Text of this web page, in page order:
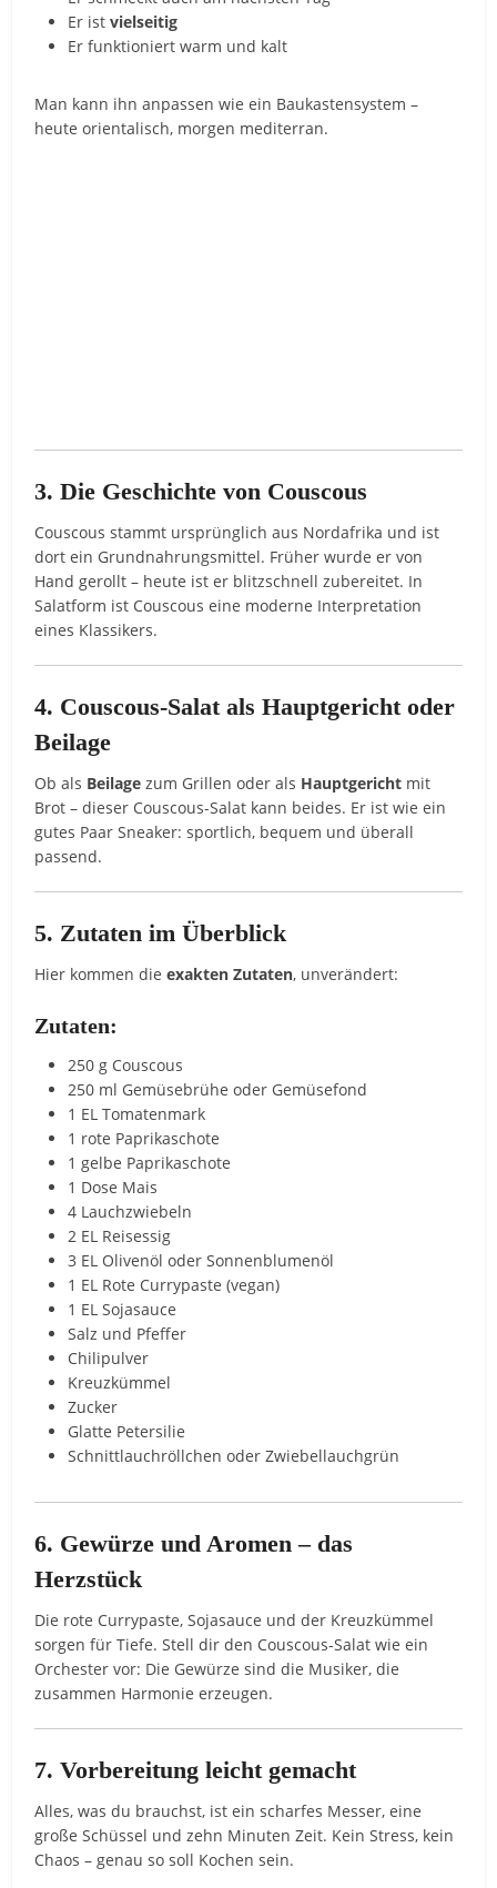
Er istvielseitig
Er funktioniert warm und kalt
Man kann ihn anpassen wie ein Baukastensystem –
heute orientalisch, morgen mediterran.
3. Die Geschichte von Couscous
Couscous stammt ursprünglich aus Nordafrika und ist
dort ein Grundnahrungsmittel. Früher wurde er von
Hand gerollt – heute ist er blitzschnell zubereitet. In
Salatform ist Couscous eine moderne Interpretation
eines Klassikers.
4. Couscous-Salat als Hauptgericht oder
Beilage
Ob als Beilage zum Grillen oder als Hauptgericht mit
Brot – dieser Couscous-Salat kann beides. Er ist wie ein
gutes Paar Sneaker: sportlich, bequem und überall
passend.
5. Zutaten im Überblick
Hier kommen dieexakten Zutaten, unverändert:
Zutaten:
250 g Couscous
250 ml Gemüsebrühe oder Gemüsefond
1 EL Tomatenmark
1 rote Paprikaschote
1 gelbe Paprikaschote
1 Dose Mais
4 Lauchzwiebeln
2 EL Reisessig
3 EL Olivenöl oder Sonnenblumenöl
1 EL Rote Currypaste (vegan)
1 EL Sojasauce
Salz und Pfeffer
Chilipulver
Kreuzkümmel
Zucker
Glatte Petersilie
Schnittlauchröllchen oder Zwiebellauchgrün
6. Gewürze und Aromen – das
Herzstück
Die rote Currypaste, Sojasauce und der Kreuzkümmel
sorgen für Tiefe. Stell dir den Couscous-Salat wie ein
Orchester vor: Die Gewürze sind die Musiker, die
zusammen Harmonie erzeugen.
7. Vorbereitung leicht gemacht
Alles, was du brauchst, ist ein scharfes Messer, eine
große Schüssel und zehn Minuten Zeit. Kein Stress, kein
Chaos – genau so soll Kochen sein.